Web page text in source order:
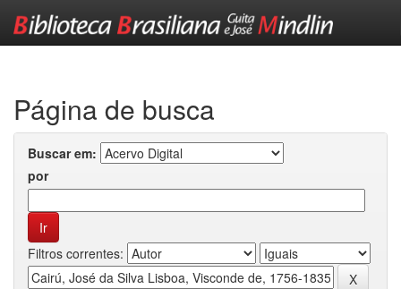
Página de busca
Buscar em:
por
Filtros correntes: